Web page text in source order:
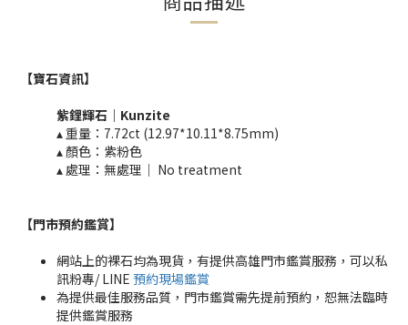
【寶石資訊】
紫鋰輝石 ｜ Kunzite
▴ 重量：7.72ct (12.97*10.11*8.75mm)
▴ 顏色：紫粉色
▴ 處理：無處理｜ No treatment​​
【門市預約鑑賞】
網站上的裸石均為現貨，有提供高雄門市鑑賞服務，可以私
訊粉專/ LINE 預約現場鑑賞
為提供最佳服務品質，門市鑑賞需先提前預約，恕無法臨時
提供鑑賞服務